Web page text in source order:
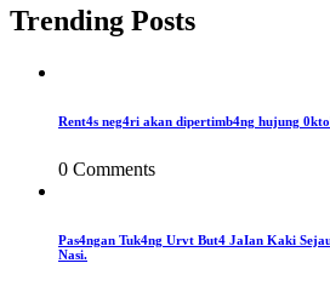
Trending Posts
Rent4s neg4ri akan dipertimb4ng hujung
0 Comments
Pas4ngan Tuk4ng Urvt But4 JaIan Kaki
Nasi.